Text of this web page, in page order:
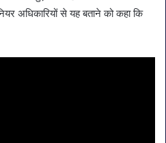
अधिकारियों से यह बताने को कहा कि